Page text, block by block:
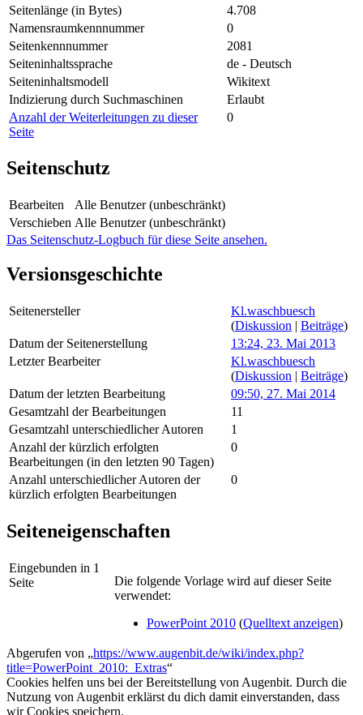
Seitenlänge (in Bytes)
4.708
Namensraumkennnummer
0
Seitenkennnummer
2081
Seiteninhaltssprache
de - Deutsch
Seiteninhaltsmodell
Wikitext
Indizierung durch Suchmaschinen
Erlaubt
Anzahl der Weiterleitungen zu dieser
Seite
0
Seitenschutz
Bearbeiten
Alle Benutzer (unbeschränkt)
Verschieben Alle Benutzer (unbeschränkt)
Das Seitenschutz-Logbuch für diese Seite ansehen.
Versionsgeschichte
Seitenersteller
Kl.waschbuesch
(Diskussion | Beiträge)
Datum der Seitenerstellung
13:24, 23. Mai 2013
Letzter Bearbeiter
Kl.waschbuesch
(Diskussion | Beiträge)
Datum der letzten Bearbeitung
09:50, 27. Mai 2014
Gesamtzahl der Bearbeitungen
11
Gesamtzahl unterschiedlicher Autoren
1
Anzahl der kürzlich erfolgten
Bearbeitungen (in den letzten 90 Tagen)
0
Anzahl unterschiedlicher Autoren der
kürzlich erfolgten Bearbeitungen
0
Seiteneigenschaften
Eingebunden in 1
Seite
Die folgende Vorlage wird auf dieser Seite
verwendet:
PowerPoint 2010 (Quelltext anzeigen)
Abgerufen von „https://www.augenbit.de/wiki/index.php?
title=PowerPoint_2010:_Extras“
Cookies helfen uns bei der Bereitstellung von Augenbit. Durch die
Nutzung von Augenbit erklärst du dich damit einverstanden, dass
wir Cookies speichern.